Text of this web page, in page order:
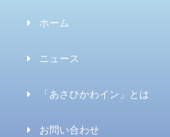
ホーム
ニュース
「あさひかわイン」とは
お問い合わせ